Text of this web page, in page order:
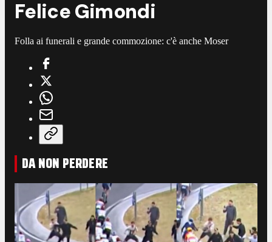
Felice Gimondi
Folla ai funerali e grande commozione: c'è anche Moser
DA NON PERDERE